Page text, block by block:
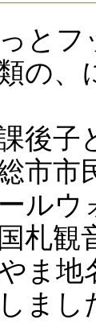
っと
の
課後
総市
ール
国札
ま
まし